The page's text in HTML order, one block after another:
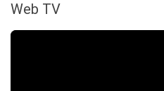
Web TV